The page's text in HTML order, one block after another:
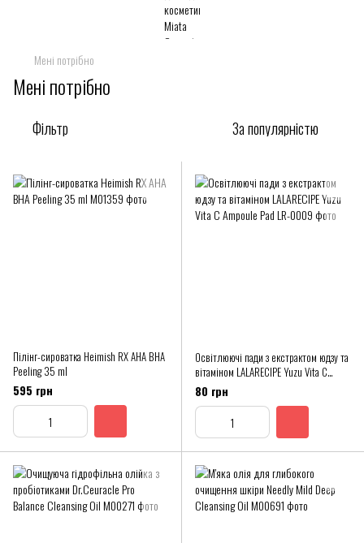
Мені потрібно
Мені потрібно
Фільтр За популярністю
Пілінг-сироватка Heimish RX AHA BHA
Peeling 35 ml
595 грн
Освітлюючі пади з екстрактом юдзу та
вітаміном LALARECIPE Yuzu Vita C
Ampoule Pad
80 грн